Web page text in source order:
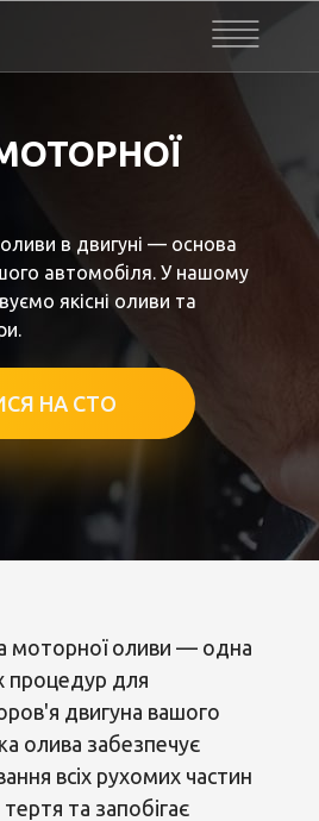
в двигуні — основа
автомобіля. У нашому
якісні оливи та
НА СТО
моторної оливи — одна
процедур для
двигуна вашого
олива забезпечує
всіх рухомих частин
та запобігає